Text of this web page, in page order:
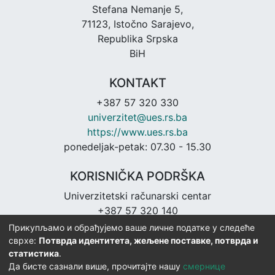
Stefana Nemanje 5,
71123, Istočno Sarajevo,
Republika Srpska
BiH
KONTAKT
+387 57 320 330
univerzitet@ues.rs.ba
https://www.ues.rs.ba
ponedeljak-petak: 07.30 - 15.30
KORISNIČKA PODRŠKA
Univerzitetski računarski centar
+387 57 320 140
urc@ues.rs.ba
https://urc.ues.rs.ba
Прикупљамо и обрађујемо ваше личне податке у следеће
сврхе: Потврда идентитета, жељене поставке, потврда и
статистика.
Да бисте сазнали више, прочитајте нашу смернице